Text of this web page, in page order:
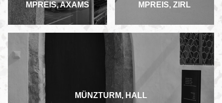
MPREIS, AXAMS MPREIS, ZIRL
MÜNZTURM, HALL